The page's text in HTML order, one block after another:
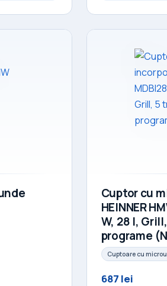
Cuptor cu
HEINNER
W, 28 l,
programe
Cuptoare cu
687 lei